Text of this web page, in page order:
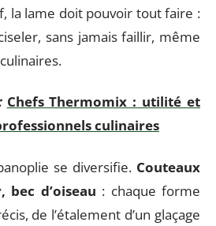
la lame doit pouvoir tout faire :
sans jamais faillir, même
Chefs Thermomix : utilité et
culinaires
se diversifie. Couteaux
bec d’oiseau : chaque forme
de l’étalement d’un glaçage